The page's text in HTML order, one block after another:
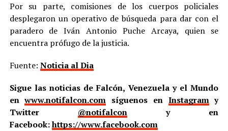
Por su parte, comisiones de los cuerpos policiales
desplegaron un operativo de búsqueda para dar con el
paradero de Iván Antonio Puche Arcaya, quien se
encuentra prófugo de la justicia.
Fuente: Noticia al Dia
Sigue las noticias de Falcón, Venezuela y el Mundo
enwww.notifalcon.com síguenos en Instagramy
Twitter @notifalcony en
Facebook:https://www.facebook.com